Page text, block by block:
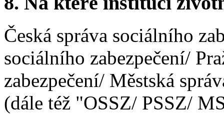
Česká správa sociálního
sociálního zabezpečení/
zabezpečení/ Městská
(dále též "OSSZ/ PSSZ/